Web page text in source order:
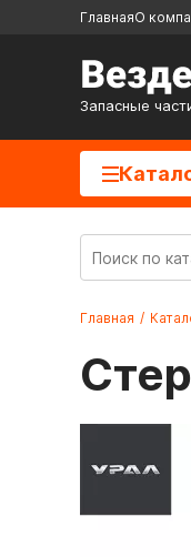
ГлавнаяО
Запасные
Главная /